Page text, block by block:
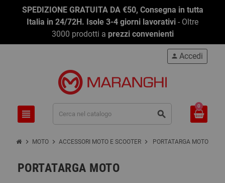
SPEDIZIONE GRATUITA DA €50, Consegna in tutta
Italia in 24/72H. Isole 3-4 giorni lavorativi - Oltre
3000 prodotti a prezzi convenienti
view_headline search
person Accedi
0
chevron_right MOTO chevron_right ACCESSORI MOTO E SCOOTER chevron_right PORTATARGA MOTO
PORTATARGA MOTO